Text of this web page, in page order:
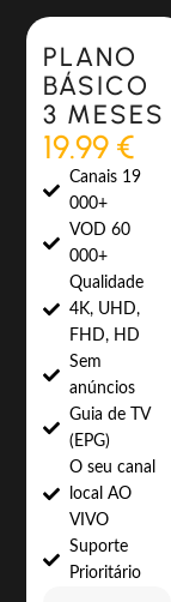
Most Popular
PLANO
BÁSICO
3 MESES
19.99 €
Canais 19
000+
VOD 60
000+
Qualidade
4K, UHD,
FHD, HD
Sem
anúncios
Guia de TV
(EPG)
O seu canal
local AO
VIVO
Suporte
Prioritário